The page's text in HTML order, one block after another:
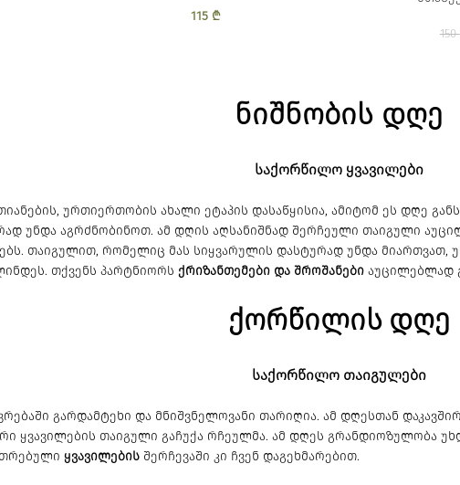
was:
115 ₾
150
ნიშნობის დღე
საქორწილო ყვავილები
ურთიერთობის ახალი ეტაპის დასაწყისია, ამიტომ ეს დღე
უნდა აგრძნობინოთ. ამ დღის აღსანიშნად შერჩეული თაიგული
თაიგულით, რომელიც მას სიყვარულის დასტურად უნდა მიართვათ,
თქვენს პარტნიორს ქრიზანთემები და შროშანები აუცილებლად
ქორწილის დღე
საქორწილო თაიგულები
გარდამტეხი და მნიშვნელოვანი თარიღია. ამ დღესთან
ყვავილების თაიგული გაჩუქა რჩეულმა. ამ დღეს გრანდიოზულობა
ყვავილების შერჩევაში კი ჩვენ დაგეხმარებით.